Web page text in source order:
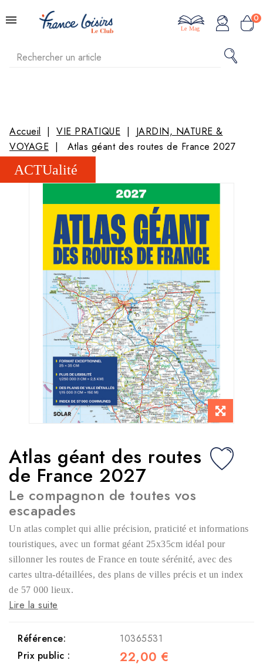
0
Le Mag
Accueil VIE PRATIQUE
JARDIN, NATURE &
VOYAGE
Atlas géant des routes de France 2027
Atlas géant des routes
de France 2027
Le compagnon de toutes vos
escapades
Un atlas complet qui allie précision, praticité et informations
touristiques, avec un format géant 25x35cm idéal pour
sillonner les routes de France en toute sérénité, avec des
cartes ultra-détaillées, des plans de villes précis et un index
de 57 000 lieux.
Lire la suite
Référence:
10365531
Prix public :
22,00 €